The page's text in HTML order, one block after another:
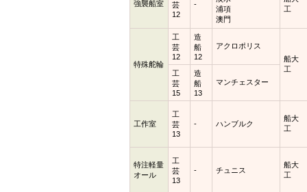
強襲船室
芸
12
-
浦項
澳門
工
特殊舵輪
工
芸
12
造
船
12
アクロポリス
船大
工
工
芸
15
造
船
13
マンチェスター
工作室
工
芸
13
- ハンブルク
船大
工
特注軽量
オール
工
芸
13
- チュニス
船大
工